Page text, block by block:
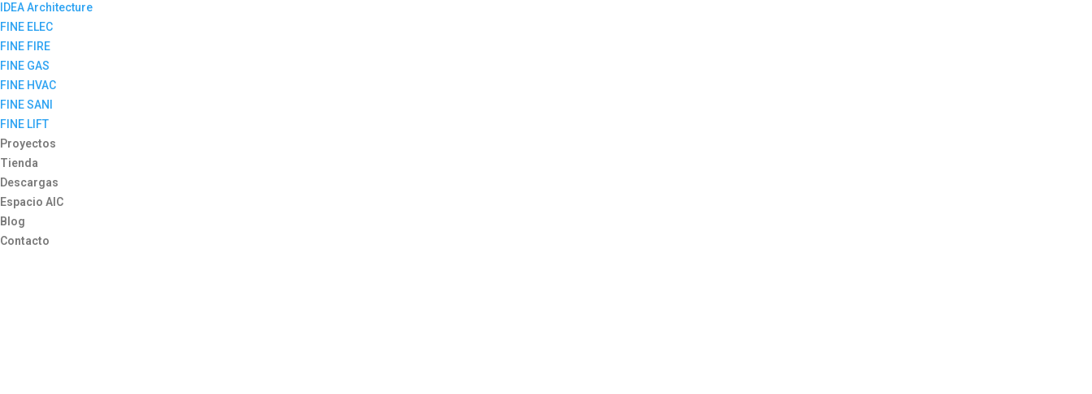
IDEA Architecture
FINE ELEC
FINE FIRE
FINE GAS
FINE HVAC
FINE SANI
FINE LIFT
Proyectos
Tienda
Descargas
Espacio AIC
Blog
Contacto